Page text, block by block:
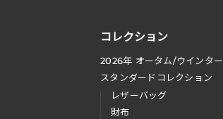
コレクション
2026年 オータム/ウインター
スタンダードコレクション
レザーバッグ
財布